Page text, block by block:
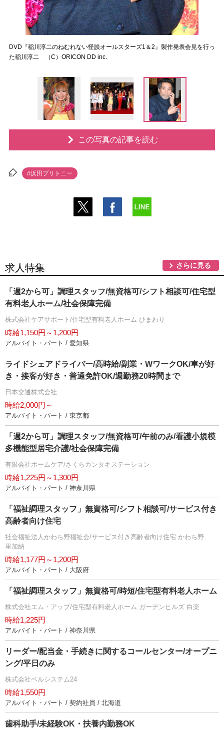
DVD『稲川淳二のねむれない怪談オールスターズ1＆2』製作発表会見を行っ
た稲川淳二 （C）ORICON DD inc.
この写真の記事を読む
#浜田ブリトニー
求人特集 さらに見る
「週2から可」調理スタッフ/無資格可/シフト相談可/住宅型
有料老人ホーム/社会保障完備
株式会社ケアサポート/住宅型有料老人ホーム ひまわり
時給1,150円～1,200円
アルバイト・パート / 愛知県
ライドシェアドライバー/高時給/副業・WワークOK/車が好
き・接客が好き・普通免許OK/週勤務20時間まで
日本交通株式会社
時給2,000円～
アルバイト・パート / 東京都
「週2から可」調理スタッフ/無資格可/午前のみ/看護小規模
多機能型居宅介護/社会保障完備
有限会社ホームケア/さくらカンタキステーション
時給1,225円～1,300円
アルバイト・パート / 神奈川県
「福祉調理スタッフ」無資格可/シフト相談可/サービス付き
高齢者向け住宅
社会福祉法人かわち野福祉会/サービス付き高齢者向け住宅 かわち野
里加納
時給1,177円～1,200円
アルバイト・パート / 大阪府
「福祉調理スタッフ」無資格可/時短/住宅型有料老人ホーム
株式会社エム・アップ/住宅型有料老人ホーム ガーデンヒルズ 白楽
時給1,225円
アルバイト・パート / 神奈川県
リーダー/配当金・手続きに関するコールセンター/オープニ
ング/平日のみ
株式会社ベルシステム24
時給1,550円
アルバイト・パート / 契約社員 / 北海道
歯科助手/未経験OK・扶養内勤務OK